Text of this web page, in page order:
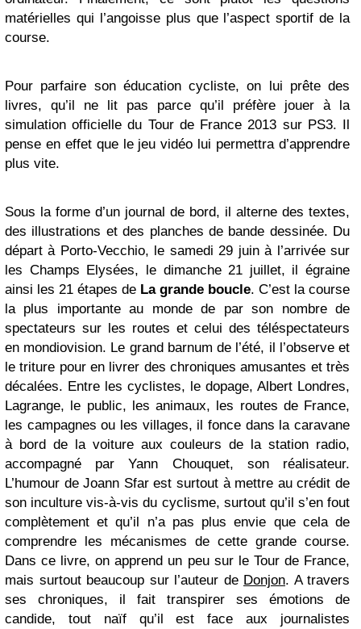
matérielles qui l’angoisse plus que l’aspect sportif de la
course.
Pour parfaire son éducation cycliste, on lui prête des
livres, qu’il ne lit pas parce qu’il préfère jouer à la
simulation officielle du Tour de France 2013 sur PS3. Il
pense en effet que le jeu vidéo lui permettra d’apprendre
plus vite.
Sous la forme d’un journal de bord, il alterne des textes,
des illustrations et des planches de bande dessinée. Du
départ à Porto-Vecchio, le samedi 29 juin à l’arrivée sur
les Champs Elysées, le dimanche 21 juillet, il égraine
ainsi les 21 étapes de La grande boucle. C’est la course
la plus importante au monde de par son nombre de
spectateurs sur les routes et celui des téléspectateurs
en mondiovision. Le grand barnum de l’été, il l’observe et
le triture pour en livrer des chroniques amusantes et très
décalées. Entre les cyclistes, le dopage, Albert Londres,
Lagrange, le public, les animaux, les routes de France,
les campagnes ou les villages, il fonce dans la caravane
à bord de la voiture aux couleurs de la station radio,
accompagné par Yann Chouquet, son réalisateur.
L’humour de Joann Sfar est surtout à mettre au crédit de
son inculture vis-à-vis du cyclisme, surtout qu’il s’en fout
complètement et qu’il n’a pas plus envie que cela de
comprendre les mécanismes de cette grande course.
Dans ce livre, on apprend un peu sur le Tour de France,
mais surtout beaucoup sur l’auteur de Donjon. A travers
ses chroniques, il fait transpirer ses émotions de
candide, tout naïf qu’il est face aux journalistes